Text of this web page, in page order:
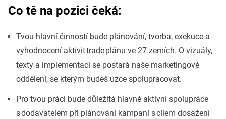
Co tě na pozici čeká:
Tvou hlavní činností bude plánování, tvorba, exekuce a
vyhodnocení aktivit trade plánu ve 27 zemích. O vizuály,
texty a implementaci se postará naše marketingové
oddělení, se kterým budeš úzce spolupracovat.
Pro tvou práci bude důležitá hlavně aktivní spolupráce
s dodavatelem při plánování kampaní s cílem dosažení